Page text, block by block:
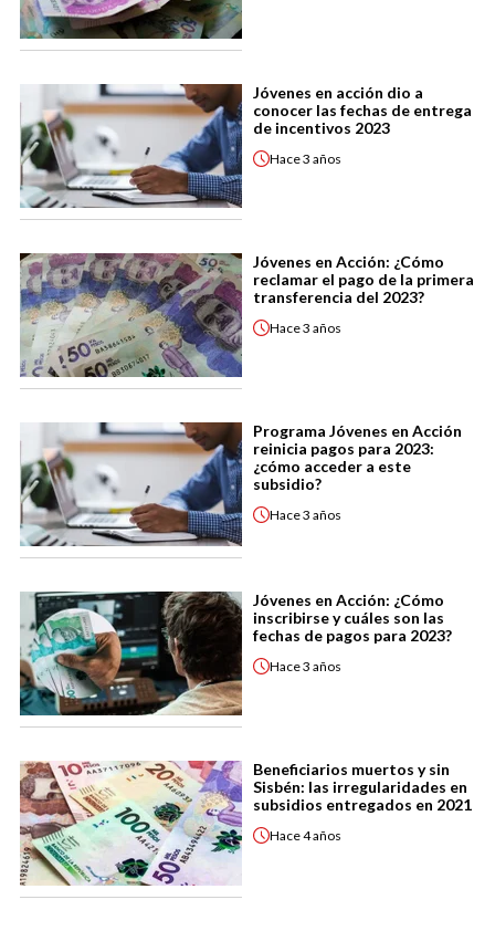
Jóvenes en acción dio a
conocer las fechas de entrega
de incentivos 2023
Hace3 años
Jóvenes en Acción: ¿Cómo
reclamar el pago de la primera
transferencia del 2023?
Hace3 años
Programa Jóvenes en Acción
reinicia pagos para 2023:
¿cómo acceder a este
subsidio?
Hace3 años
Jóvenes en Acción: ¿Cómo
inscribirse y cuáles son las
fechas de pagos para 2023?
Hace3 años
Beneficiarios muertos y sin
Sisbén: las irregularidades en
subsidios entregados en 2021
Hace4 años